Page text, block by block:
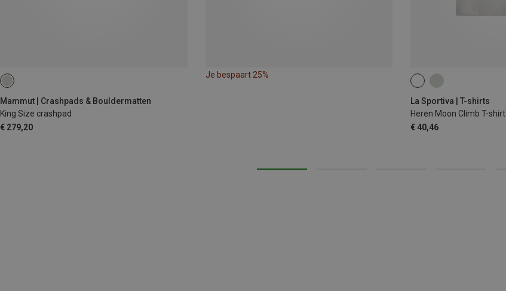
Mammut | Crashpads & Bouldermatten
King Size crashpad
€ 279,20
Je bespaart 25%
La Sportiva | T-shirts
Heren Moon Climb T-shirt
€ 40,46
M XL